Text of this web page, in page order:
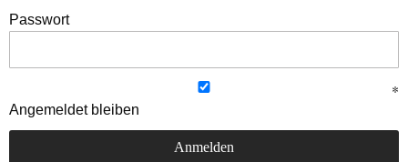
Passwort
Angemeldet bleiben